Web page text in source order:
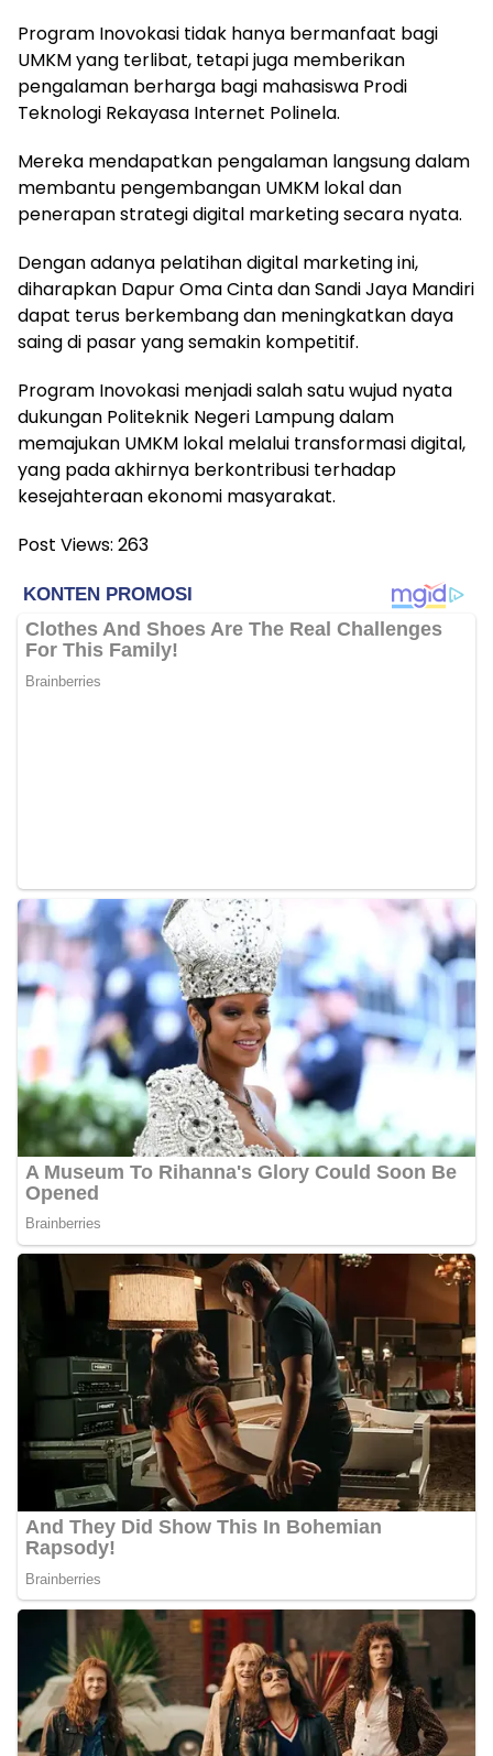
Program Inovokasi tidak hanya bermanfaat bagi
UMKM yang terlibat, tetapi juga memberikan
pengalaman berharga bagi mahasiswa Prodi
Teknologi Rekayasa Internet Polinela.
Mereka mendapatkan pengalaman langsung dalam
membantu pengembangan UMKM lokal dan
penerapan strategi digital marketing secara nyata.
Dengan adanya pelatihan digital marketing ini,
diharapkan Dapur Oma Cinta dan Sandi Jaya Mandiri
dapat terus berkembang dan meningkatkan daya
saing di pasar yang semakin kompetitif.
Program Inovokasi menjadi salah satu wujud nyata
dukungan Politeknik Negeri Lampung dalam
memajukan UMKM lokal melalui transformasi digital,
yang pada akhirnya berkontribusi terhadap
kesejahteraan ekonomi masyarakat.
Post Views: 263